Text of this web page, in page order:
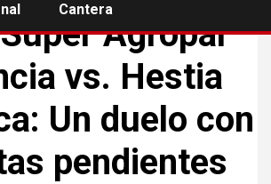
Cantera
Agropal
vs. Hestia
Un duelo con
pendientes